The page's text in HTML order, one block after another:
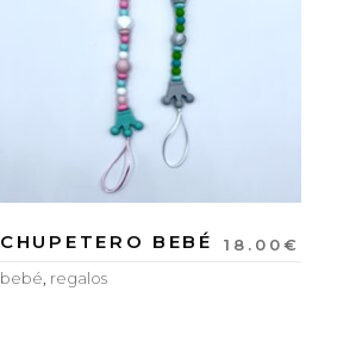
CHUPETERO BEBÉ 18.00€
bebé, regalos